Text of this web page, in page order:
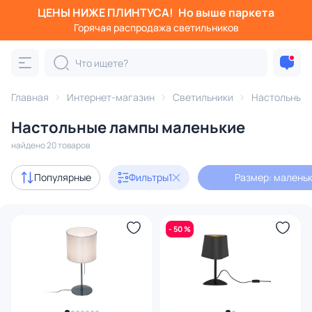
ЦЕНЫ НИЖЕ ПЛИНТУСА! Но выше паркета
Горячая распродажа светильников
Главная Интернет-магазин Светильники Настольные
Настольные лампы маленькие
найдено 20 товаров
Популярные Фильтры1 Размер:
- 50 %
Фильтры
Категория:
светодиодные офисные с абажуром
Акции 1
Дизайнерский свет 2
12